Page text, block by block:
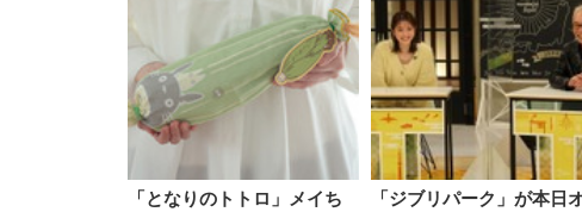
「となりのトトロ」メイち
「ジブリパーク」が本日